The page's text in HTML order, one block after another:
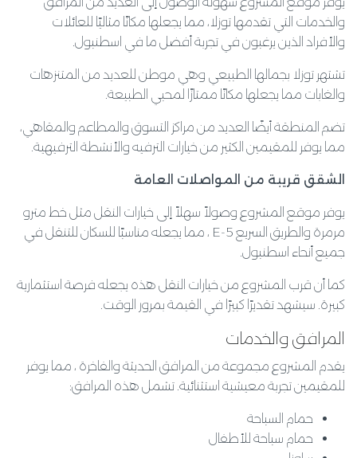
والخدمات التي تقدمها توزلا، مما يجعلها مكانًا مثاليًا للعائلات
والأفراد الذين يرغبون في تجربة أفضل ما في اسطنبول.
تشتهر توزلا بجمالها الطبيعي وهي موطن للعديد من المتنزهات
والغابات مما يجعلها مكانًا ممتازًا لمحبي الطبيعة.
تضم المنطقة أيضًا العديد من مراكز التسوق والمطاعم والمقاهي،
مما يوفر للمقيمين الكثير من خيارات الترفيه والأنشطة الترفيهية.
الشقق قريبة من المواصلات العامة
يوفر موقع المشروع وصولاً سهلاً إلى خيارات النقل مثل خط مترو
مرمرة والطريق السريع E-5 ، مما يجعله مناسبًا للسكان للتنقل في
جميع أنحاء اسطنبول.
كما أن قرب المشروع من خيارات النقل هذه يجعله فرصة استثمارية
كبيرة. سيشهد تقديرًا كبيرًا في القيمة بمرور الوقت.
المرافق والخدمات
يقدم المشروع مجموعة من المرافق الحديثة والفاخرة ، مما يوفر
للمقيمين تجربة معيشية استثنائية. تشمل هذه المرافق:
حمام السباحة
حمام سباحة للأطفال